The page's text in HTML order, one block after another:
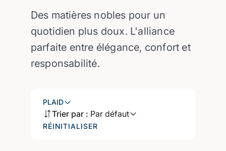
Des matières nobles pour un
quotidien plus doux. L'alliance
parfaite entre élégance, confort et
responsabilité.
PLAID
Trier par : Par défaut
RÉINITIALISER